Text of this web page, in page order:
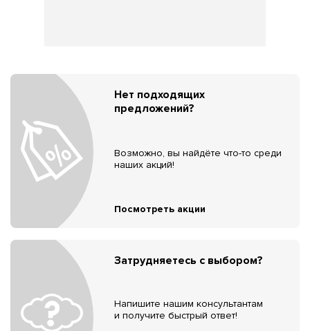
Нет подходящих
предложений?
Возможно, вы найдёте что-то среди
наших акций!
Посмотреть акции
Затрудняетесь с выбором?
Напишите нашим консультантам
и получите быстрый ответ!